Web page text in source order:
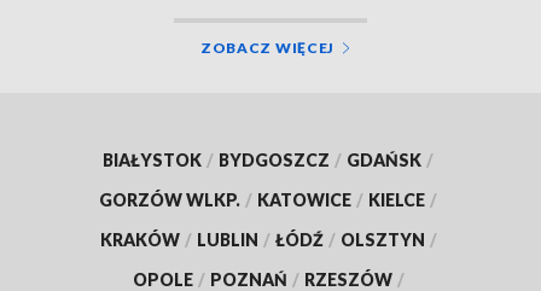
ZOBACZ WIĘCEJ
BIAŁYSTOK / BYDGOSZCZ / GDAŃSK /
GORZÓW WLKP. / KATOWICE / KIELCE /
KRAKÓW / LUBLIN / ŁÓDŹ / OLSZTYN /
OPOLE / POZNAŃ / RZESZÓW /